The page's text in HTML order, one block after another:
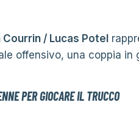
Courrin / Lucas Potel
offensivo, una coppia
PER GIOCARE IL TRUCCO